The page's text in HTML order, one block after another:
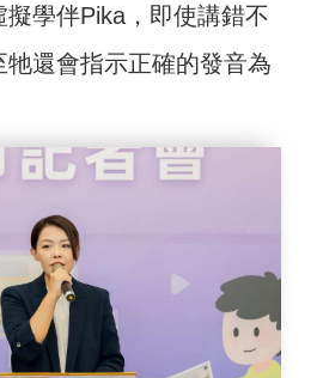
學伴Pika，即使講錯不
牠還會指示正確的發音為